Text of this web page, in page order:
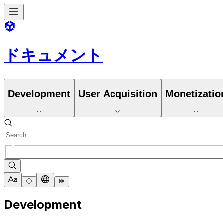
ドキュメント
Development User Acquisition
Development